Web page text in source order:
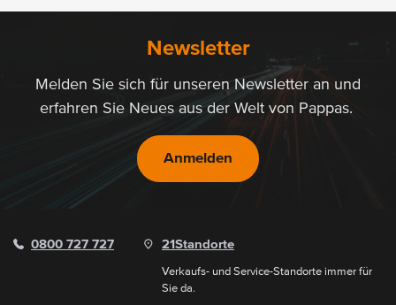
Pappas am Caravan Salon
Austria 2025 in Wels
Saisonstart 2026: In Wels startet das neue Camper-Jahr traditionell
bereits im Oktober und Pappas ist dabei!
Newsletter
Melden Sie sich für unseren Newsletter an und
erfahren Sie Neues aus der Welt von Pappas.
Anmelden
0800 727 727 21Standorte
Verkaufs- und Service-Standorte immer für
Sie da.